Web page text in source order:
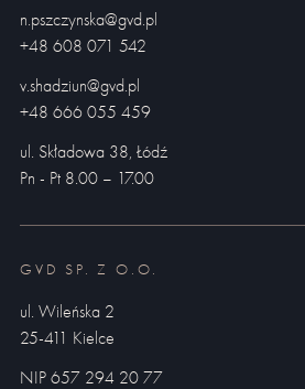
n.pszczynska@gvd.pl
+48 608 071 542
v.shadziun@gvd.pl
+48 666 055 459
ul. Składowa 38, Łódź
Pn - Pt 8.00 – 17.00
GVD SP. Z O.O.
ul. Wileńska 2
25-411 Kielce
NIP 657 294 20 77